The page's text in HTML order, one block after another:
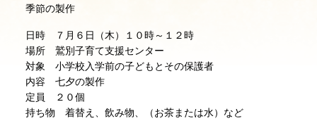
季節の製作
日時 ７月６日（木）１０時～１２時
場所 鷲別子育て支援センター
対象 小学校入学前の子どもとその保護者
内容 七夕の製作
定員 ２０個
持ち物 着替え、飲み物、（お茶または水）など